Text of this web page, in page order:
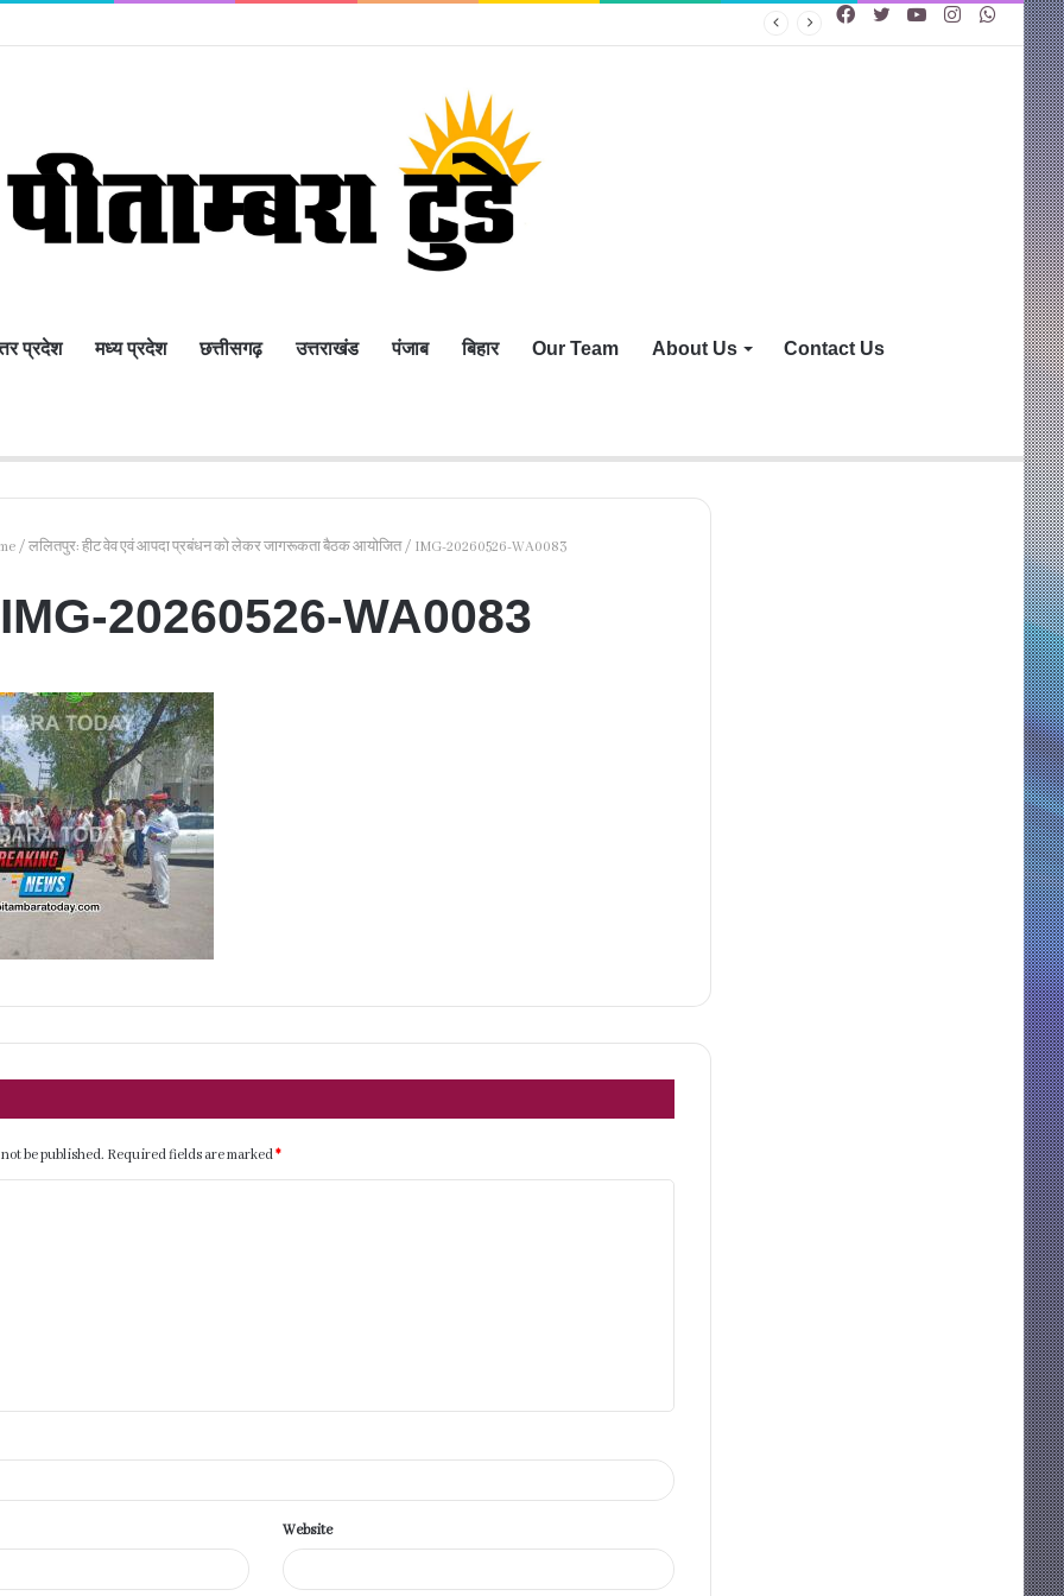
Instagram
YouTube
Twitter
Facebook
प्रदेश मध्य प्रदेश छत्तीसगढ़ उत्तराखंड पंजाब बिहार Our Team About Us Contact Us
/ ललितपुर: हीट वेव एवं आपदा प्रबंधन को लेकर जागरूकता बैठक आयोजित / IMG-20260526-WA0083
IMG-20260526-WA0083
be published. Required fields are marked*
Website